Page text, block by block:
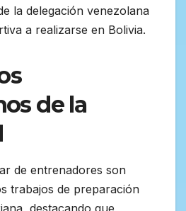
la delegación venezolana
a realizarse en Bolivia.
de la
de entrenadores son
trabajos de preparación